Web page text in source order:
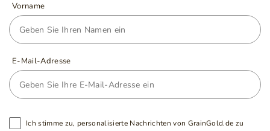
Vorname
E-Mail-Adresse
Ich stimme zu, personalisierte Nachrichten von GrainGold.de zu